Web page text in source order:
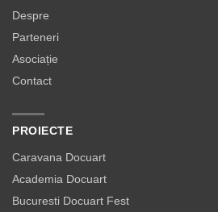
Despre
Parteneri
Asociație
Contact
PROIECTE
Caravana Docuart
Academia Docuart
Bucuresti Docuart Fest